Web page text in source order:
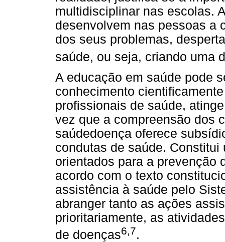
multidisciplinar nas escolas.
desenvolvem nas pessoas a
dos seus problemas,
saúde, ou seja, criando uma
A educação em saúde pode
conhecimento
profissionais de saúde,
vez que a compreensão dos
saúdedoença oferece
condutas de saúde.
orientados para a prevenção
acordo com o texto
assistência à saúde pelo
abranger tanto as ações
prioritariamente, as
de doenças6,7.